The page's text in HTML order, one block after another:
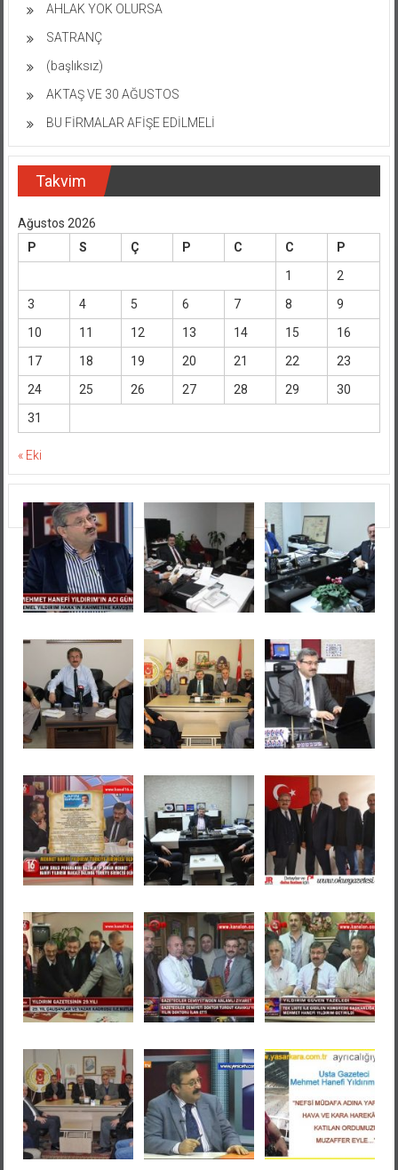
AHLAK YOK OLURSA
SATRANÇ
(başlıksız)
AKTAŞ VE 30 AĞUSTOS
BU FİRMALAR AFİŞE EDİLMELİ
Takvim
Ağustos 2026
P
S Ç P C C
P
1
2
3
4 5 6 7 8
9
10
11 12 13 14 15
16
17
18 19 20 21 22
23
24
25 26 27 28 29
30
31
« Eki